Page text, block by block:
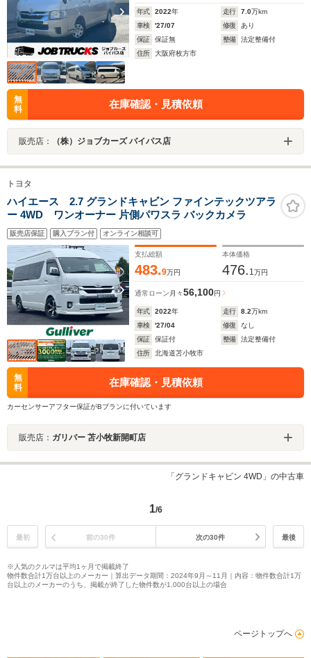
年式 2022年 走行 7.0万km
車検
'27/07 修復
あり
保証
保証無 整備
法定整備付
住所
大阪府枚方市
無
料
在庫確認・見積依頼
販売店： （株）ジョブカーズ バイパス店
トヨタ
ハイエース 2.7 グランドキャビン ファインテックツアラ
ー 4WD ワンオーナー 片側パワスラ バックカメラ
販売店保証 購入プラン付 オンライン相談可
支払総額
483.9万円
本体価格
476. 1 万円
通常ローン 月々56,100円
年式 2022年 走行 8.2万km
車検
'27/04 修復
なし
保証
保証付 整備
法定整備付
住所
北海道苫小牧市
無
料
在庫確認・見積依頼
カーセンサーアフター保証がBプランに付いています
販売店： ガリバー 苫小牧新開町店
「グランドキャビン 4WD」の中古車
1/6
最初 前の30件 次の30件 最後
※人気のクルマは平均1ヶ月で掲載終了
物件数合計1万台以上のメーカー｜算出データ期間：2024年9月～11月｜内容：物件数合計1万
台以上のメーカーのうち、掲載が終了した物件数が1,000台以上の場合
ページトップへ